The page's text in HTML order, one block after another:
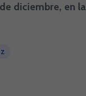
diciembre, en la